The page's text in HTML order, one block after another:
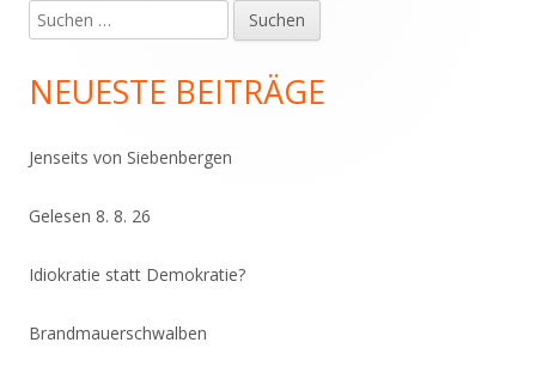
Haupt-
Seitenleiste
Suchen
nach:
NEUESTE BEITRÄGE
Jenseits von Siebenbergen
Gelesen 8. 8. 26
Idiokratie statt Demokratie?
Brandmauerschwalben